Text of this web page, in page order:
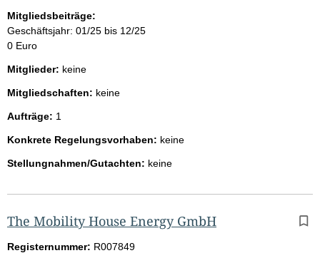
Mitgliedsbeiträge:
Geschäftsjahr: 01/25 bis 12/25
0 Euro
Mitglieder: keine
Mitgliedschaften: keine
Aufträge: 1
Konkrete Regelungsvorhaben: keine
Stellungnahmen/Gutachten: keine
The Mobility House Energy GmbH
Registernummer: R007849